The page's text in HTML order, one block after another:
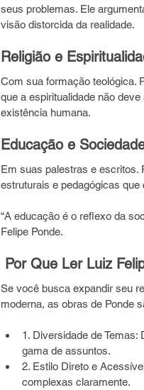
seus problemas. Ele
visão distorcida da realidade.
Religião e
Com sua formação teológica.
que a espiritualidade não
existência humana.
Educação e
Em suas palestras e escritos.
estruturais e pedagógicas
“A educação é o reflexo da
Felipe Ponde.
Por Que Ler Luiz
Se você busca expandir seu
moderna, as obras de Ponde
1. Diversidade de
gama de assuntos.
2. Estilo Direto e
complexas claramente.